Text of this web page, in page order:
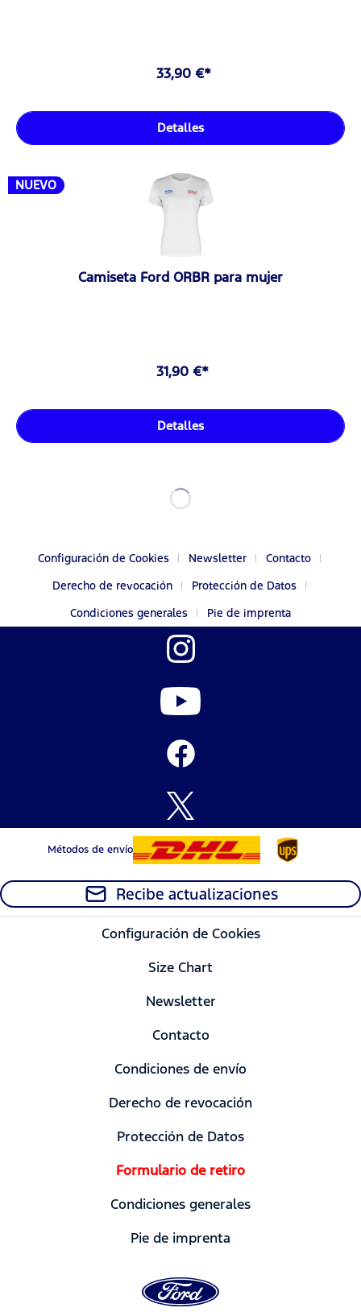
33,90 €*
Detalles
NUEVO
Camiseta Ford ORBR para mujer
31,90 €*
Detalles
Configuración de Cookies Newsletter
Contacto
Derecho de revocación
Protección de Datos
Condiciones generales
Pie de imprenta
Métodos de envío
Recibe actualizaciones
Configuración de Cookies
Size Chart
Newsletter
Contacto
Condiciones de envío
Derecho de revocación
Protección de Datos
Formulario de retiro
Condiciones generales
Pie de imprenta